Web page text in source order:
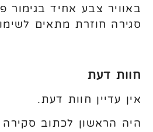
באוויר צבע אחיד
סגירה חוזרת מתאים
חוות דעת
אין עדיין חוות דעת.